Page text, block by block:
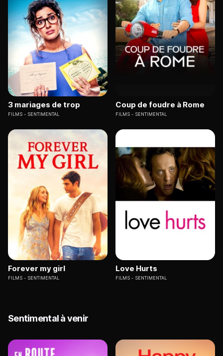
3 mariages de trop
FILMS SENTIMENTAL
Coup de foudre à Rome
FILMS SENTIMENTAL
Forever my girl
FILMS SENTIMENTAL
Love Hurts
FILMS SENTIMENTAL
Sentimental à venir